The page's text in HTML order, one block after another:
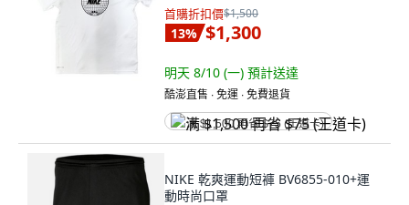
首購折扣價$1,500
13% $1,300
明天 8/10 (一) 預計送達
酷澎直售 ∙ 免運 ∙ 免費退貨
满 $1,500 再省 $75 (王道卡)
NIKE 乾爽運動短褲 BV6855-010+運
動時尚口罩